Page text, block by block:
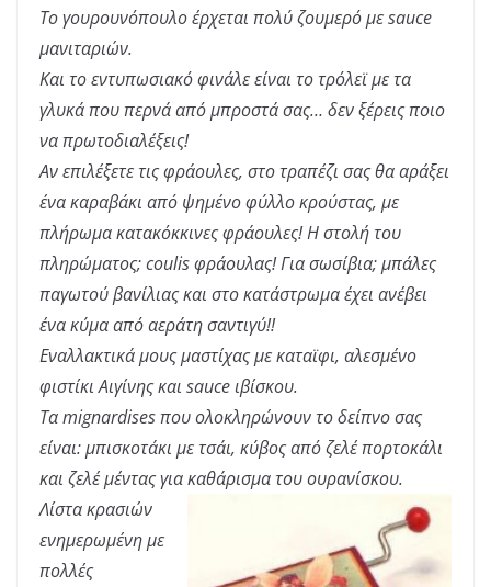
Το γουρουνόπουλο έρχεται πολύ ζουμερό με sauce
μανιταριών.
Και το εντυπωσιακό φινάλε είναι το τρόλεϊ με τα
γλυκά που περνά από μπροστά σας… δεν ξέρεις ποιο
να πρωτοδιαλέξεις!
Αν επιλέξετε τις φράουλες, στο τραπέζι σας θα αράξει
ένα καραβάκι από ψημένο φύλλο κρούστας, με
πλήρωμα κατακόκκινες φράουλες! Η στολή του
πληρώματος; coulis φράουλας! Για σωσίβια; μπάλες
παγωτού βανίλιας και στο κατάστρωμα έχει ανέβει
ένα κύμα από αεράτη σαντιγύ!!
Εναλλακτικά μους μαστίχας με καταϊφι, αλεσμένο
φιστίκι Αιγίνης και sauce ιβίσκου.
Τα mignardises που ολοκληρώνουν το δείπνο σας
είναι: μπισκοτάκι με τσάι, κύβος από ζελέ πορτοκάλι
και ζελέ μέντας για καθάρισμα του ουρανίσκου.
Λίστα κρασιών
ενημερωμένη με
πολλές